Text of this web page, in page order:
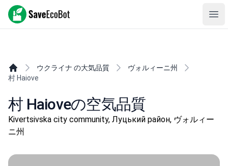
SaveEcoBot
ウクライナ の大気品質
ヴォルィーニ州
村 Haiove
村 Haioveの空気品質
Kivertsivska city community, Луцький район, ヴォルィー
ニ州